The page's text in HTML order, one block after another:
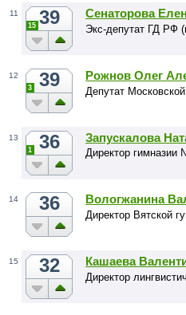
11 39
15
Сенаторова
Экс-депутат ГД РФ
12 39
3
Рожнов Олег
Депутат
13 36
1
Запускалова
Директор гимназии
14 36 Вологжанина
Директор Вятской
15 32 Кашаева
Директор